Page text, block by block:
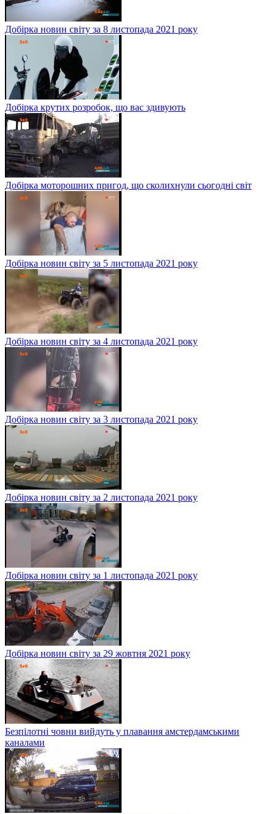
Добірка новин світу за 8 листопада 2021 року
Добірка крутих розробок, що вас здивують
Добірка моторошних пригод, що сколихнули сьогодні світ
Добірка новин світу за 5 листопада 2021 року
Добірка новин світу за 4 листопада 2021 року
Добірка новин світу за 3 листопада 2021 року
Добірка новин світу за 2 листопада 2021 року
Добірка новин світу за 1 листопада 2021 року
Добірка новин світу за 29 жовтня 2021 року
Безпілотні човни вийдуть у плавання амстердамськими
каналами